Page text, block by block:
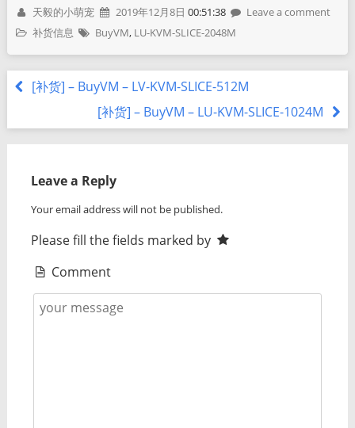
天毅的小萌宠 2019年12月8日 00:51:38
Leave a comment
补货信息
BuyVM, LU-KVM-SLICE-2048M
[补货] – BuyVM – LV-KVM-SLICE-512M
[补货] – BuyVM – LU-KVM-SLICE-1024M
Leave a Reply
Your email address will not be published.
Please fill the fields marked by
Comment